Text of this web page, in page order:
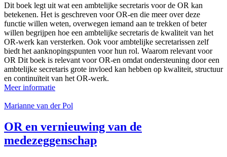
Dit boek legt uit wat een ambtelijke secretaris voor de OR kan
betekenen. Het is geschreven voor OR-en die meer over deze
functie willen weten, overwegen iemand aan te trekken of beter
willen begrijpen hoe een ambtelijke secretaris de kwaliteit van het
OR-werk kan versterken. Ook voor ambtelijke secretarissen zelf
biedt het aanknopingspunten voor hun rol. Waarom relevant voor
OR Dit boek is relevant voor OR-en omdat ondersteuning door een
ambtelijke secretaris grote invloed kan hebben op kwaliteit, structuur
en continuïteit van het OR-werk.
Meer informatie
Marianne van der Pol
OR en vernieuwing van de
medezeggenschap